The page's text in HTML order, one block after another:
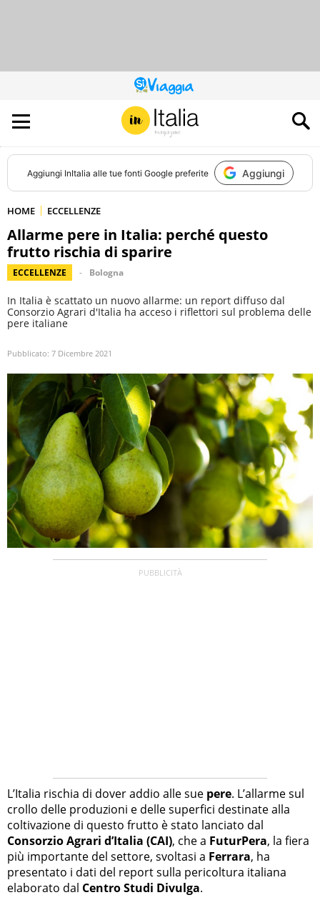
QUESTO
SITO
CONTRIBUISCE
ALL’AUDIENCE
DI
Aggiungi InItalia alle tue fonti Google preferite Aggiungi
HOME ECCELLENZE
Allarme pere in Italia: perché questo
frutto rischia di sparire
ECCELLENZE Bologna
In Italia è scattato un nuovo allarme: un report diffuso dal
Consorzio Agrari d'Italia ha acceso i riflettori sul problema delle
pere italiane
Pubblicato: 7 Dicembre 2021
L’Italia rischia di dover addio alle sue pere. L’allarme sul
crollo delle produzioni e delle superfici destinate alla
coltivazione di questo frutto è stato lanciato dal
Consorzio Agrari d’Italia (CAI), che a FuturPera, la fiera
più importante del settore, svoltasi a Ferrara, ha
presentato i dati del report sulla pericoltura italiana
elaborato dal Centro Studi Divulga.